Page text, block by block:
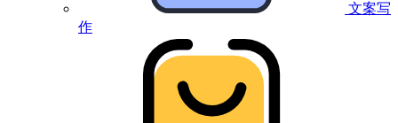
文案写
作